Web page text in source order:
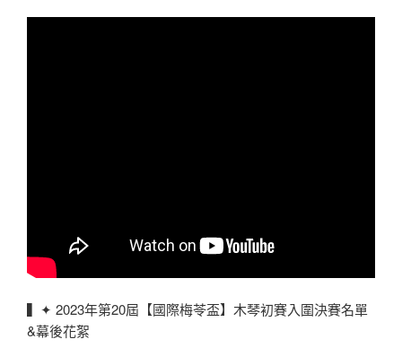
▍✦ 2023年第20屆【國際梅苓盃】木琴初賽入圍決賽名單
&幕後花絮